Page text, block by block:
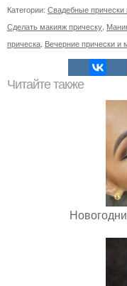
Категории: Свадебные прически
Сделать макияж прическу
прическа Вечерние прически и
Читайте также